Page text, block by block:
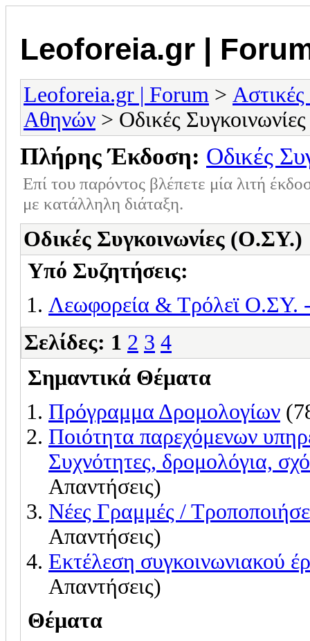
Leoforeia.gr |
Leoforeia.gr | Forum >
Αθηνών > Οδικές
Πλήρης Έκδοση: Οδικές
Επί του παρόντος βλέπετε μία λιτή
με κατάλληλη διάταξη.
Οδικές Συγκοινωνίες (Ο.ΣΥ.)
Υπό Συζητήσεις:
Λεωφορεία & Τρόλεϊ Ο.ΣΥ.
Σελίδες: 1 2 3 4
Σημαντικά Θέματα
Πρόγραμμα Δρομολογίων
Ποιότητα παρεχόμενων
Συχνότητες, δρομολόγια,
Απαντήσεις)
Νέες Γραμμές /
Απαντήσεις)
Εκτέλεση συγκοινωνιακού
Απαντήσεις)
Θέματα